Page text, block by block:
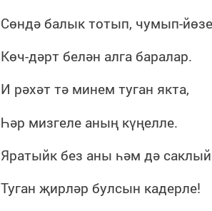
Сөндә балык тотып, чумып-
Көч-дәрт белән алга баралар.
И рәхәт тә минем туган якта,
Һәр мизгеле аның күңелле.
Яратыйк без аны һәм дә
Туган җирләр булсын кадерле!